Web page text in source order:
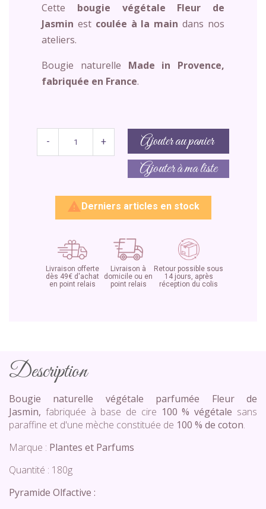
Cette bougie végétale Fleur de
Jasmin estcoulée à la main dans nos
ateliers.
Bougie naturelle Made in Provence,
fabriquée en France.
- + Ajouter au panier
Ajouter à ma liste
 Derniers articles en stock
Livraison offerte
dès 49€ d'achat
en point relais
Livraison à
domicile ou en
point relais
Retour possible sous
14 jours, après
réception du colis
Description
Bougie naturelle végétale parfumée Fleur de
Jasmin, fabriquée à base de cire 100 % végétale sans
paraffine et d'une mèche constituée de 100 % de coton.
Marque : Plantes et Parfums
Quantité : 180g
Pyramide Olfactive :